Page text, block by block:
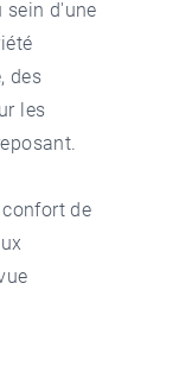
sein d'une
des
les
de